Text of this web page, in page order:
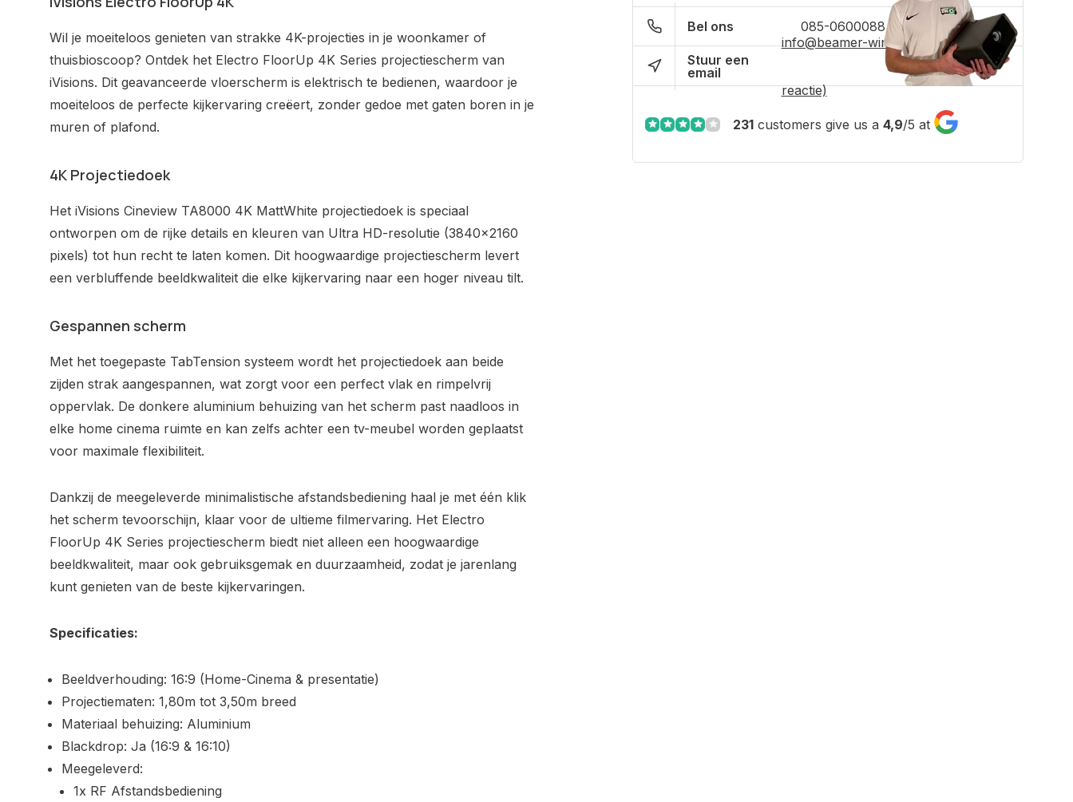
Wil je moeiteloos genieten van strakke 4K-projecties in je woonkamer of
thuisbioscoop? Ontdek het Electro FloorUp 4K Series projectiescherm van
iVisions. Dit geavanceerde vloerscherm is elektrisch te bedienen, waardoor je
moeiteloos de perfecte kijkervaring creëert, zonder gedoe met gaten boren in je
muren of plafond.
4K Projectiedoek
Het iVisions Cineview TA8000 4K MattWhite projectiedoek is speciaal
ontworpen om de rijke details en kleuren van Ultra HD-resolutie (3840x2160
pixels) tot hun recht te laten komen. Dit hoogwaardige projectiescherm levert
een verbluffende beeldkwaliteit die elke kijkervaring naar een hoger niveau tilt.
Gespannen scherm
Met het toegepaste TabTension systeem wordt het projectiedoek aan beide
zijden strak aangespannen, wat zorgt voor een perfect vlak en rimpelvrij
oppervlak. De donkere aluminium behuizing van het scherm past naadloos in
elke home cinema ruimte en kan zelfs achter een tv-meubel worden geplaatst
voor maximale flexibiliteit.
Dankzij de meegeleverde minimalistische afstandsbediening haal je met één klik
het scherm tevoorschijn, klaar voor de ultieme filmervaring. Het Electro
FloorUp 4K Series projectiescherm biedt niet alleen een hoogwaardige
beeldkwaliteit, maar ook gebruiksgemak en duurzaamheid, zodat je jarenlang
kunt genieten van de beste kijkervaringen.
Specificaties:
Beeldverhouding: 16:9 (Home-Cinema & presentatie)
Projectiematen: 1,80m tot 3,50m breed
Materiaal behuizing: Aluminium
Blackdrop: Ja (16:9 & 16:10)
Meegeleverd:
1x RF Afstandsbediening
Bel ons 085-0600088
Stuur een
email
info@beamer-winkel.nl (binnen 4 uur
reactie)
231 customers give us a 4,9/5 at